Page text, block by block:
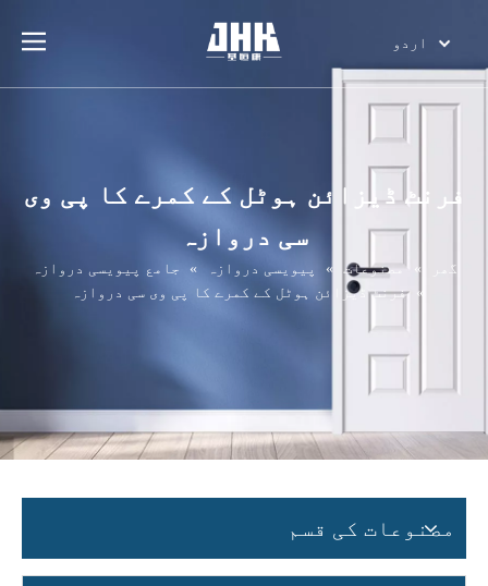
اردو
English
简体中文
العربية
Français
Pусский
Español
Português
Deutsch
Italiano
日本語
فرنٹ ڈیزائن ہوٹل کے کمرے کا پی وی
سی دروازہ
گھر » مصنوعات » پیویسی دروازہ »
جامع پیویسی دروازہ
»
فرنٹ ڈیزائن ہوٹل کے کمرے کا پی وی سی دروازہ
مصنوعات کی قسم